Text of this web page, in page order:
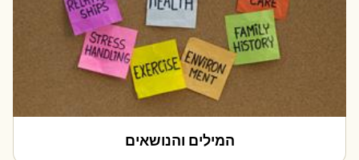
המילים והנושאים